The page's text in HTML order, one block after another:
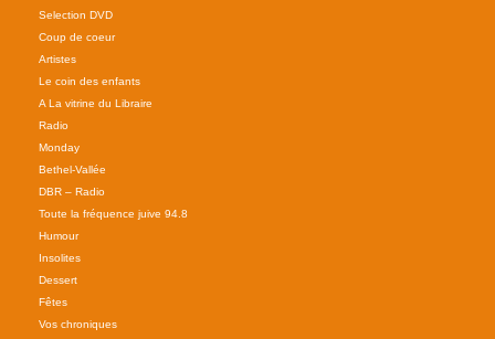
Selection DVD
Coup de coeur
Artistes
Le coin des enfants
A La vitrine du Libraire
Radio
Monday
Bethel-Vallée
DBR – Radio
Toute la fréquence juive 94.8
Humour
Insolites
Dessert
Fêtes
Vos chroniques